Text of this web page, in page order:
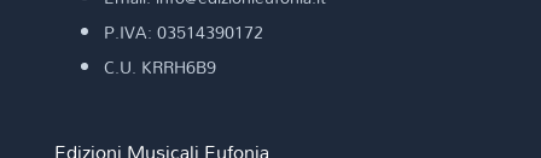
P.IVA: 03514390172
C.U. KRRH6B9